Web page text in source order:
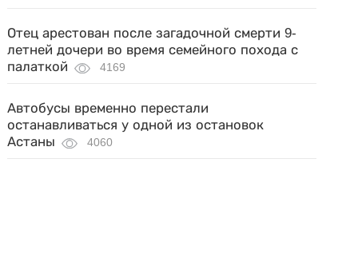
Отец арестован после загадочной смерти 9-
летней дочери во время семейного похода с
палаткой
4169
Автобусы временно перестали
останавливаться у одной из остановок
Астаны
4060